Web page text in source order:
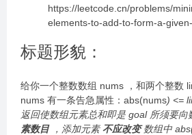
https://leetcode.cn/problems/
elements-to-add-to-form-a-
标题形貌：
给你一个整数数组 nums ，和两个整数
nums 有一条告急属性：abs(nums) <=
返回使数组元素总和即是 goal 所须要向
素数目，添加元素不应改变数组中